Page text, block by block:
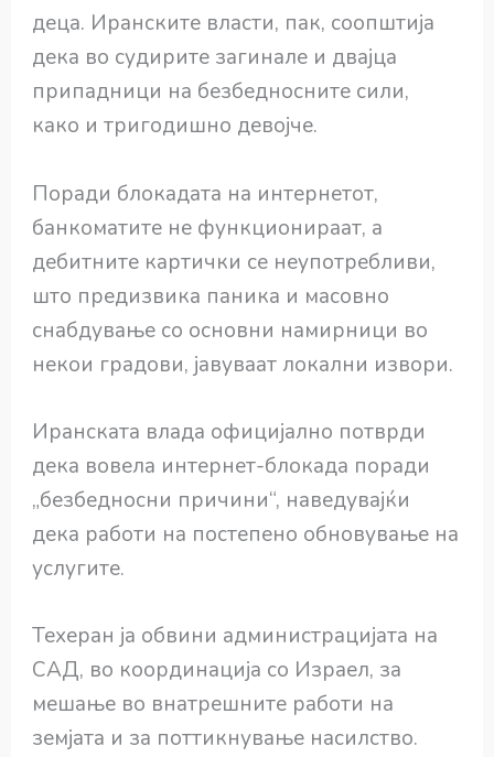
деца. Иранските власти, пак, соопштија
дека во судирите загинале и двајца
припадници на безбедносните сили,
како и тригодишно девојче.
Поради блокадата на интернетот,
банкоматите не функционираат, а
дебитните картички се неупотребливи,
што предизвика паника и масовно
снабдување со основни намирници во
некои градови, јавуваат локални извори.
Иранската влада официјално потврди
дека вовела интернет-блокада поради
„безбедносни причини“, наведувајќи
дека работи на постепено обновување на
услугите.
Техеран ја обвини администрацијата на
САД, во координација со Израел, за
мешање во внатрешните работи на
земјата и за поттикнување насилство.